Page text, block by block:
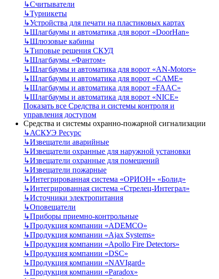
↳Считыватели
↳Турникеты
↳Устройства для печати на пластиковых картах
↳Шлагбаумы и автоматика для ворот «DoorHan»
↳Шлюзовые кабины
↳Типовые решения СКУД
↳Шлагбаумы «Фантом»
↳Шлагбаумы и автоматика для ворот «AN-Motors»
↳Шлагбаумы и автоматика для ворот «CAME»
↳Шлагбаумы и автоматика для ворот «FAAC»
↳Шлагбаумы и автоматика для ворот «NICE»
Показать все Средства и системы контроля и
управления доступом
Средства и системы охранно-пожарной сигнализации
↳АСКУЭ Ресурс
↳Извещатели аварийные
↳Извещатели охранные для наружной установки
↳Извещатели охранные для помещений
↳Извещатели пожарные
↳Интегрированная система «ОРИОН» «Болид»
↳Интегрированная система «Стрелец-Интеграл»
↳Источники электропитания
↳Оповещатели
↳Приборы приемно-контрольные
↳Продукция компании «ADEMCO»
↳Продукция компании «Ajax Systems»
↳Продукция компании «Apollo Fire Detectors»
↳Продукция компании «DSC»
↳Продукция компании «NAVIgard»
↳Продукция компании «Paradox»